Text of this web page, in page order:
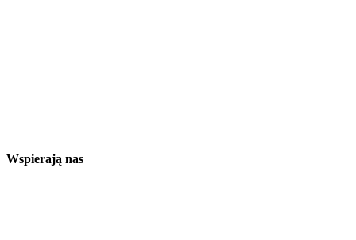
Wspierają nas